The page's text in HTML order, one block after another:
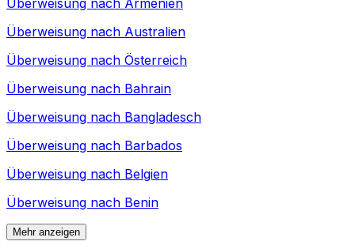
Überweisung nach Armenien
Überweisung nach Australien
Überweisung nach Österreich
Überweisung nach Bahrain
Überweisung nach Bangladesch
Überweisung nach Barbados
Überweisung nach Belgien
Überweisung nach Benin
Mehr anzeigen